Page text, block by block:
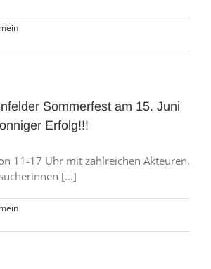
Sommerfest am 15. Juni
Erfolg!!!
11-17 Uhr mit zahlreichen Akteuren,
[...]